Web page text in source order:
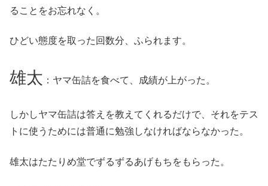
ることをお忘れなく。
ひどい態度を取った回数分、ふられます。
雄太 ：ヤマ缶詰を食べて、成績が上がった。
しかしヤマ缶詰は答えを教えてくれるだけで、それをテス
トに使うためには普通に勉強しなければならなかった。
雄太はたたりめ堂でずるずるあげもちをもらった。